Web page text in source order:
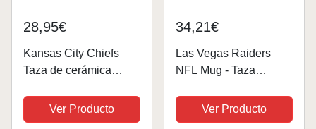
28,95€
Kansas City Chiefs
Taza de cerámica
azúcar de uva Fanergy
(Established, 450 ml)
Ver Producto
34,21€
Las Vegas Raiders
NFL Mug - Taza
Ver Producto